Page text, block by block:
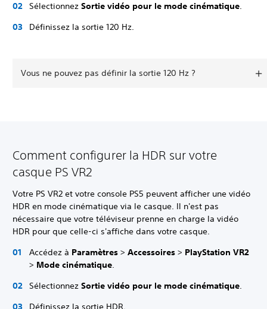
Sélectionnez Sortie vidéo pour le mode cinématique.
Définissez la sortie 120 Hz.
Vous ne pouvez pas définir la sortie 120 Hz ?
Comment configurer la HDR sur votre
casque PS VR2
Votre PS VR2 et votre console PS5 peuvent afficher une vidéo
HDR en mode cinématique via le casque. Il n'est pas
nécessaire que votre téléviseur prenne en charge la vidéo
HDR pour que celle-ci s'affiche dans votre casque.
Accédez à Paramètres > Accessoires > PlayStation VR2
> Mode cinématique.
Sélectionnez Sortie vidéo pour le mode cinématique.
Définissez la sortie HDR.